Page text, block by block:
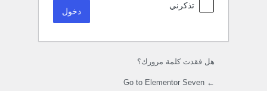
تذكرني
هل فقدت كلمة مرورك؟
← Go to Elementor Seven